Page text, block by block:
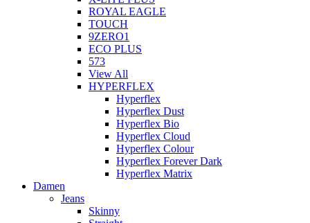
ROYAL EAGLE
TOUCH
9ZERO1
ECO PLUS
573
View All
HYPERFLEX
Hyperflex
Hyperflex Dust
Hyperflex Bio
Hyperflex Cloud
Hyperflex Colour
Hyperflex Forever Dark
Hyperflex Matrix
Damen
Jeans
Skinny